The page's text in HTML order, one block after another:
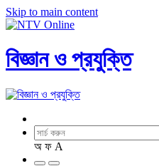
Skip to main content
বিজ্ঞান ও প্রযুক্তি
অ ফ A